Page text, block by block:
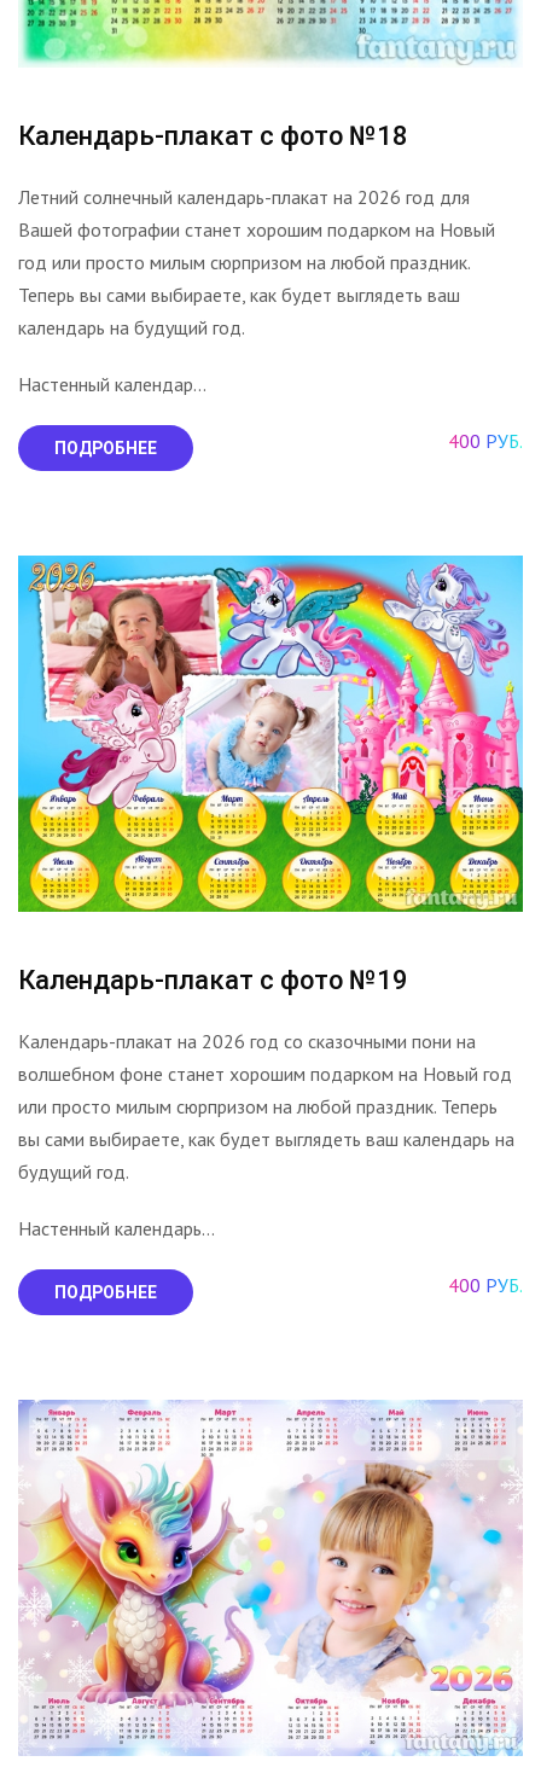
Календарь-плакат с фото №18
Летний солнечный календарь-плакат на 2026 год для
Вашей фотографии станет хорошим подарком на Новый
год или просто милым сюрпризом на любой праздник.
Теперь вы сами выбираете, как будет выглядеть ваш
календарь на будущий год.
Настенный календар...
ПОДРОБНЕЕ 400 РУБ.
Календарь-плакат с фото №19
Календарь-плакат на 2026 год со сказочными пони на
волшебном фоне станет хорошим подарком на Новый год
или просто милым сюрпризом на любой праздник. Теперь
вы сами выбираете, как будет выглядеть ваш календарь на
будущий год.
Настенный календарь...
ПОДРОБНЕЕ 400 РУБ.